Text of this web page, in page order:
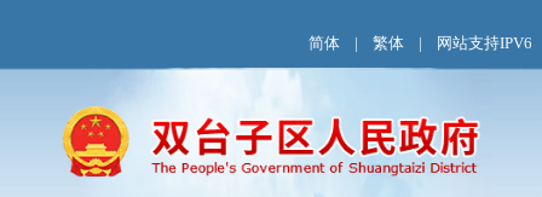
简体 繁体 网站支持IPV6